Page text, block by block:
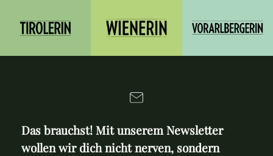
Das brauchst! Mit unserem Newsletter
wollen wir dich nicht nerven, sondern